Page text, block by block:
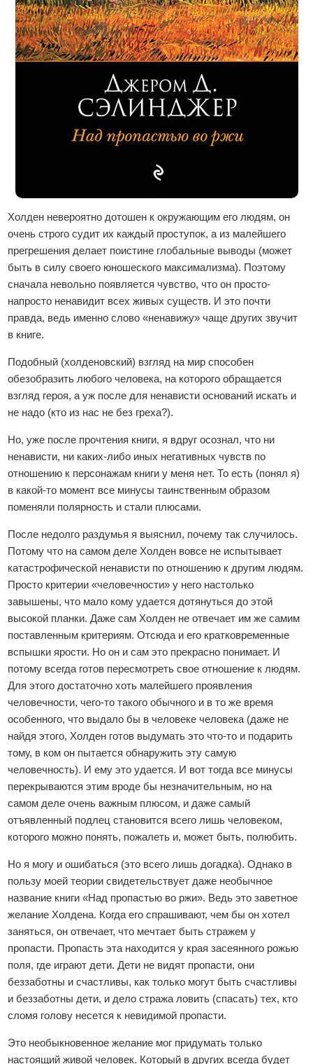
Холден невероятно дотошен к окружающим его людям, он
очень строго судит их каждый проступок, а из малейшего
прегрешения делает поистине глобальные выводы (может
быть в силу своего юношеского максимализма). Поэтому
сначала невольно появляется чувство, что он просто-
напросто ненавидит всех живых существ. И это почти
правда, ведь именно слово «ненавижу» чаще других звучит
в книге.
Подобный (холденовский) взгляд на мир способен
обезобразить любого человека, на которого обращается
взгляд героя, а уж после для ненависти оснований искать и
не надо (кто из нас не без греха?).
Но, уже после прочтения книги, я вдруг осознал, что ни
ненависти, ни каких-либо иных негативных чувств по
отношению к персонажам книги у меня нет. То есть (понял я)
в какой-то момент все минусы таинственным образом
поменяли полярность и стали плюсами.
После недолго раздумья я выяснил, почему так случилось.
Потому что на самом деле Холден вовсе не испытывает
катастрофической ненависти по отношению к другим людям.
Просто критерии «человечности» у него настолько
завышены, что мало кому удается дотянуться до этой
высокой планки. Даже сам Холден не отвечает им же самим
поставленным критериям. Отсюда и его кратковременные
вспышки ярости. Но он и сам это прекрасно понимает. И
потому всегда готов пересмотреть свое отношение к людям.
Для этого достаточно хоть малейшего проявления
человечности, чего-то такого обычного и в то же время
особенного, что выдало бы в человеке человека (даже не
найдя этого, Холден готов выдумать это что-то и подарить
тому, в ком он пытается обнаружить эту самую
человечность). И ему это удается. И вот тогда все минусы
перекрываются этим вроде бы незначительным, но на
самом деле очень важным плюсом, и даже самый
отъявленный подлец становится всего лишь человеком,
которого можно понять, пожалеть и, может быть, полюбить.
Но я могу и ошибаться (это всего лишь догадка). Однако в
пользу моей теории свидетельствует даже необычное
название книги «Над пропастью во ржи». Ведь это заветное
желание Холдена. Когда его спрашивают, чем бы он хотел
заняться, он отвечает, что мечтает быть стражем у
пропасти. Пропасть эта находится у края засеянного рожью
поля, где играют дети. Дети не видят пропасти, они
беззаботны и счастливы, как только могут быть счастливы
и беззаботны дети, и дело стража ловить (спасать) тех, кто
сломя голову несется к невидимой пропасти.
Это необыкновенное желание мог придумать только
настоящий живой человек. Который в других всегда будет